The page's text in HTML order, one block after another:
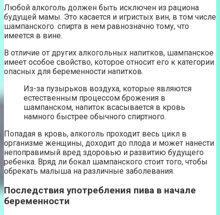
Любой алкоголь должен быть исключен из рациона
будущей мамы. Это касается и игристых вин, в том числе
шампанского. спирта в нем равнозначно тому, что
имеется в вине.
В отличие от других алкогольных напитков, шампанское
имеет особое свойство, которое относит его к категории
опасных для беременности напитков.
Из-за пузырьков воздуха, которые являются
естественным процессом брожения в
шампанском, напиток всасывается в кровь
намного быстрее обычного спиртного.
Попадая в кровь, алкоголь проходит весь цикл в
организме женщины, доходит до плода и может нанести
непоправимый вред здоровью и развитию будущего
ребенка. Вряд ли бокал шампанского стоит того, чтобы
обрекать малыша на различные заболевания.
Последствия употребления пива в начале
беременности